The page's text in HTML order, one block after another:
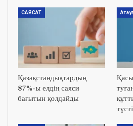
САЯСАТ
Қазақстандықтардың
87%-ы елдің саяси
бағытын қолдайды
түсті